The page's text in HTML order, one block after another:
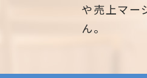
や売上マー
ん。